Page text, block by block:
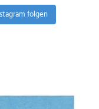
folgen